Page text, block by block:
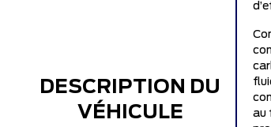
DESCRIPTION DU
VÉHICULE
au